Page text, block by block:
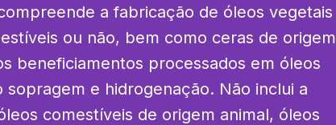
a fabricação de óleos vegetais
ou não, bem como ceras de origem
beneficiamentos processados em óleos
sopragem e hidrogenação. Não inclui a
comestíveis de origem animal, óleos